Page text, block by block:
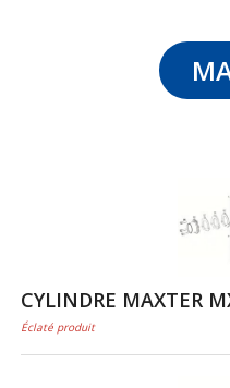
CYLINDRE MAXTER
Éclaté produit